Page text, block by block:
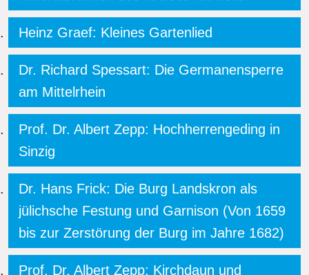
Heinz Graef: Kleines Gartenlied
Dr. Richard Spessart: Die Germanensperre
am Mittelrhein
Prof. Dr. Albert Zepp: Hochherrengeding in
Sinzig
Dr. Hans Frick: Die Burg Landskron als
jülichsche Festung und Garnison (Von 1659
bis zur Zerstörung der Burg im Jahre 1682)
Prof. Dr. Albert Zepp: Kirchdaun und